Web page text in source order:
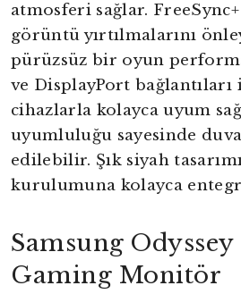
atmosferi sağlar.
görüntü yırtılmalarını
pürüzsüz bir oyun
ve DisplayPort bağlantıları
cihazlarla kolayca uyum
uyumluluğu sayesinde
edilebilir. Şık siyah
kurulumuna kolayca
Samsung Odyssey
Gaming Monitör